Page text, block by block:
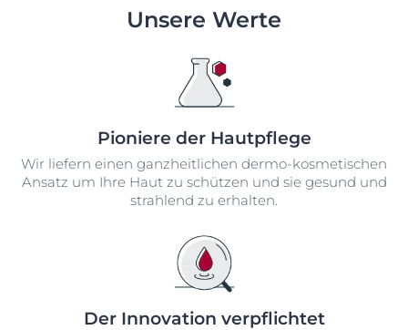
Unsere Werte
Pioniere der Hautpflege
Wir liefern einen ganzheitlichen dermo-kosmetischen
Ansatz um Ihre Haut zu schützen und sie gesund und
strahlend zu erhalten.
Der Innovation verpflichtet